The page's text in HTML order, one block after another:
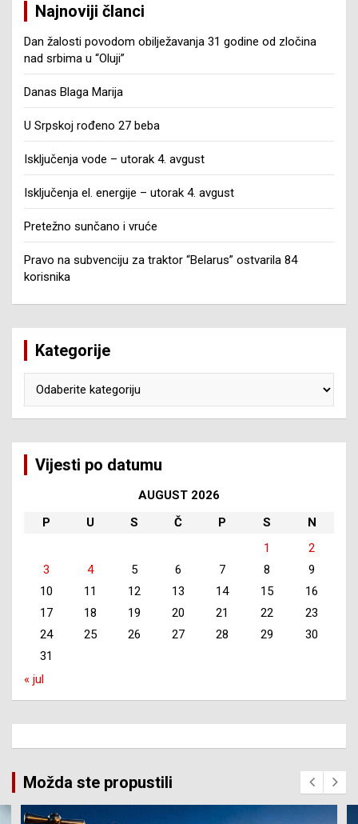
Najnoviji članci
Dan žalosti povodom obilježavanja 31 godine od zločina
nad srbima u “Oluji”
Danas Blaga Marija
U Srpskoj rođeno 27 beba
Isključenja vode – utorak 4. avgust
Isključenja el. energije – utorak 4. avgust
Pretežno sunčano i vruće
Pravo na subvenciju za traktor “Belarus” ostvarila 84
korisnika
Kategorije
Vijesti po datumu
AUGUST 2026
P
U S Č P S
N
1
2
3
4 5 6 7 8
9
10
11 12 13 14 15
16
17
18 19 20 21 22
23
24
25 26 27 28 29
30
31
« jul
Možda ste propustili